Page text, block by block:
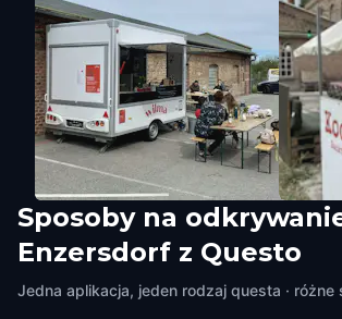
Wilma Food Truck
Maria Enzersdorf,Austria Maria
Sposoby na
Enzersdorf z Questo
Jedna aplikacja, jeden rodzaj questa ·